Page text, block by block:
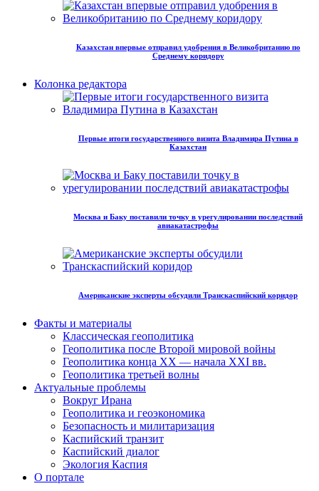
Казахстан впервые отправил удобрения в Великобританию по
Среднему коридору
Колонка редактора
Первые итоги государственного визита Владимира Путина в
Казахстан
Москва и Баку поставили точку в урегулировании последствий
авиакатастрофы
Американские эксперты обсудили Транскаспийский коридор
Факты и материалы
Классическая геополитика
Геополитика после Второй мировой войны
Геополитика конца XX — начала XXI вв.
Геополитика третьей волны
Актуальные проблемы
Вокруг Ирана
Геополитика и геоэкономика
Безопасность и милитаризация
Каспийский транзит
Каспийский диалог
Экология Каспия
О портале